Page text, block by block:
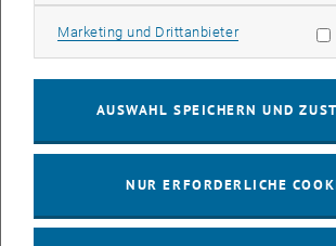
Download (PDF, 18 MB)., öffnet eine externe
Dienstag, 13.11.2018, 17:00 Uhr
Fachbereich Regionalplanung und
Augasse 2-6 | 2. OG | Kern B
Wir freuen uns auf Ihr zahlreiches Kommen
Marketing und DrittanbieterMarketing
AUSWAHL SPEICHERN UND
NUR ERFORDERLICHE